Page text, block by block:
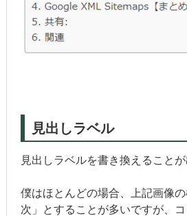
見出しラベル
見出しラベルを書き換えることが
僕はほとんどの場合、上記画像
次」とすることが多いですが、